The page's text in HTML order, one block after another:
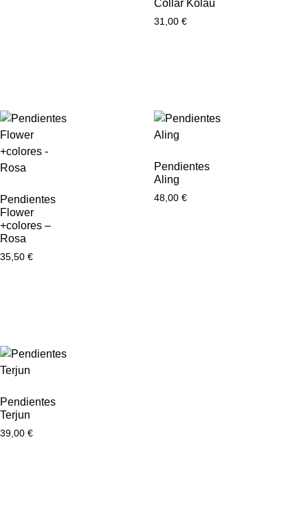
Collar Kolau
31,00 €
Pendientes
Flower
+colores –
Rosa
35,50 €
Pendientes
Aling
48,00 €
Pendientes
Terjun
39,00 €